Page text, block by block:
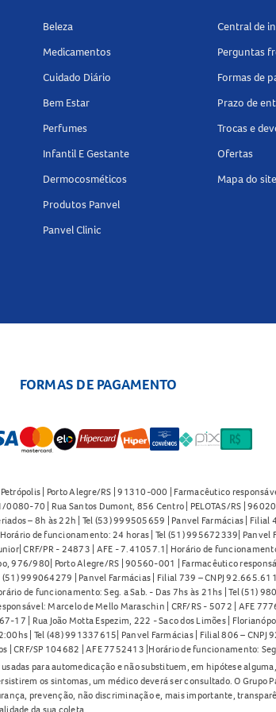
Beleza
Medicamentos
Cuidado Diário
Bem Estar
Perfumes
Infantil E Gestante
Dermocosméticos
Produtos Panvel
Panvel Clinic
Central de
Perguntas
Formas de
Prazo de
Trocas e
Ofertas
Mapa do site
FORMAS DE PAGAMENTO
| Porto Alegre/RS | 91310-000 | Farmacêutico
70 | Rua Santos Dumont, 856 Centro | PELOTAS/RS |
– 8h às 22h | Tel (53) 999505659 | Panvel Farmácias |
de funcionamento: 24 horas | Tel (51) 995672339|
CRF/PR - 24873 | AFE - 7.41057.1| Horário de
980| Porto Alegre/RS | 90560-001 | Farmacêutico
(51) 999064279 | Panvel Farmácias | Filial 739 – CNPJ
de funcionamento: Seg. a Sab. - Das 7hs às 21hs | Tel (51)
Marcelo de Mello Maraschin | CRF/RS - 5072 | AFE
| Rua João Motta Espezim, 222 - Saco dos Limões |
| Tel (48) 991337615| Panvel Farmácias | Filial 806 –
| CRF/SP 104682 | AFE 7752413 |Horário de funcionamento:
para automedicação e não substituem, em hipótese
os sintomas, um médico deverá ser consultado. O Grupo
prevenção, não discriminação e, mais importante,
da sua coleta.